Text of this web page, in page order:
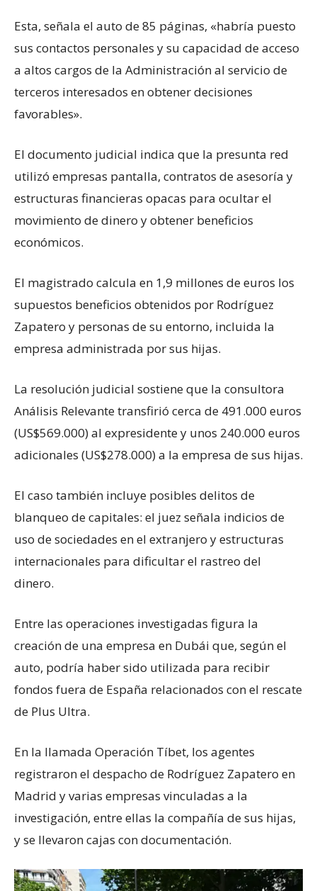
Esta, señala el auto de 85 páginas, «habría puesto
sus contactos personales y su capacidad de acceso
a altos cargos de la Administración al servicio de
terceros interesados en obtener decisiones
favorables».
El documento judicial indica que la presunta red
utilizó empresas pantalla, contratos de asesoría y
estructuras financieras opacas para ocultar el
movimiento de dinero y obtener beneficios
económicos.
El magistrado calcula en 1,9 millones de euros los
supuestos beneficios obtenidos por Rodríguez
Zapatero y personas de su entorno, incluida la
empresa administrada por sus hijas.
La resolución judicial sostiene que la consultora
Análisis Relevante transfirió cerca de 491.000 euros
(US$569.000) al expresidente y unos 240.000 euros
adicionales (US$278.000) a la empresa de sus hijas.
El caso también incluye posibles delitos de
blanqueo de capitales: el juez señala indicios de
uso de sociedades en el extranjero y estructuras
internacionales para dificultar el rastreo del
dinero.
Entre las operaciones investigadas figura la
creación de una empresa en Dubái que, según el
auto, podría haber sido utilizada para recibir
fondos fuera de España relacionados con el rescate
de Plus Ultra.
En la llamada Operación Tíbet, los agentes
registraron el despacho de Rodríguez Zapatero en
Madrid y varias empresas vinculadas a la
investigación, entre ellas la compañía de sus hijas,
y se llevaron cajas con documentación.